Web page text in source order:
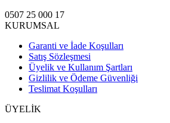
0507 25 000 17
KURUMSAL
Garanti ve İade Koşulları
Satış Sözleşmesi
Üyelik ve Kullanım Şartları
Gizlilik ve Ödeme Güvenliği
Teslimat Koşulları
ÜYELİK